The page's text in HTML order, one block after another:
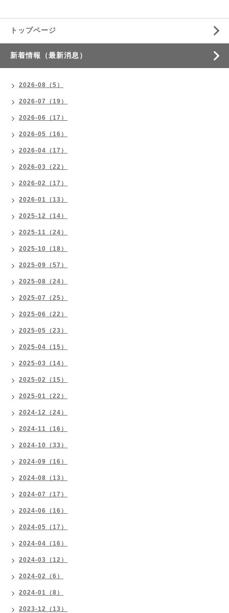
トップページ
新着情報（最新消息）
2026-08（5）
2026-07（19）
2026-06（17）
2026-05（16）
2026-04（17）
2026-03（22）
2026-02（17）
2026-01（13）
2025-12（14）
2025-11（24）
2025-10（18）
2025-09（57）
2025-08（24）
2025-07（25）
2025-06（22）
2025-05（23）
2025-04（15）
2025-03（14）
2025-02（15）
2025-01（22）
2024-12（24）
2024-11（16）
2024-10（33）
2024-09（16）
2024-08（13）
2024-07（17）
2024-06（16）
2024-05（17）
2024-04（16）
2024-03（12）
2024-02（6）
2024-01（8）
2023-12（13）